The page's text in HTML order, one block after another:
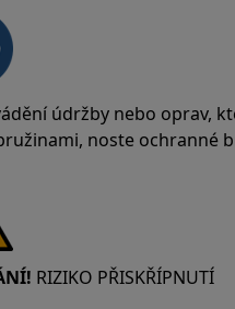
údržby nebo oprav,
noste ochranné
RIZIKO PŘISKŘÍPNUTÍ